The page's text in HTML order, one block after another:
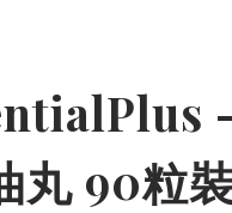
丸 90粒